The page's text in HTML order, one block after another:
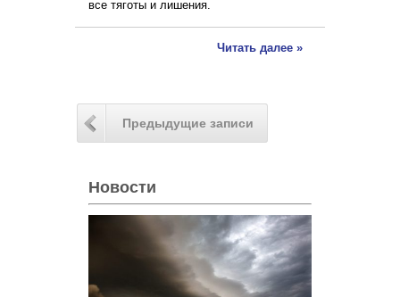
все тяготы и лишения.
Читать далее »
Предыдущие записи
Новости